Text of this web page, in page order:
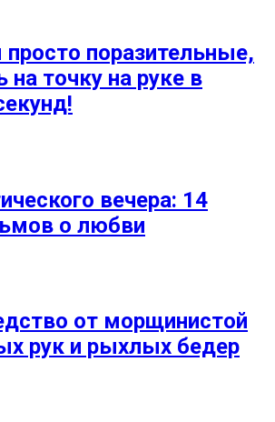
поразительные,
на точку на руке в
вечера: 14
о любви
от морщинистой
рук и рыхлых бедер